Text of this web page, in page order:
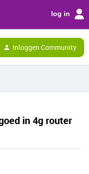
log in
Inloggen Community
in 4g router